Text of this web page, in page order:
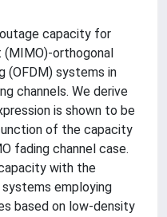
capacity for
orthogonal
(OFDM) systems in
channels. We derive
is shown to be
of the capacity
fading channel case.
with the
employing
based on low-density